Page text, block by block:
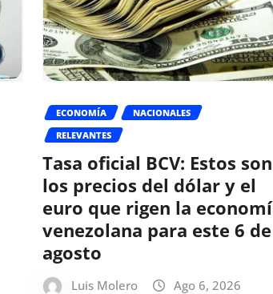
ECONOMÍA
NACIONALES
RELEVANTES
Tasa oficial BCV: Estos son
los precios del dólar y el
euro que rigen la
venezolana para este 6 de
agosto
Luis Molero Ago 6, 2026